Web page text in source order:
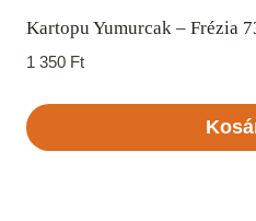
Kartopu Yumurcak – Frézia
1 350 Ft